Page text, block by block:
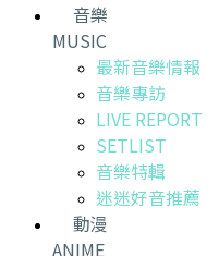
音樂
MUSIC
最新音樂情報
音樂專訪
LIVE REPORT
SETLIST
音樂特輯
迷迷好音推薦
動漫
ANIME